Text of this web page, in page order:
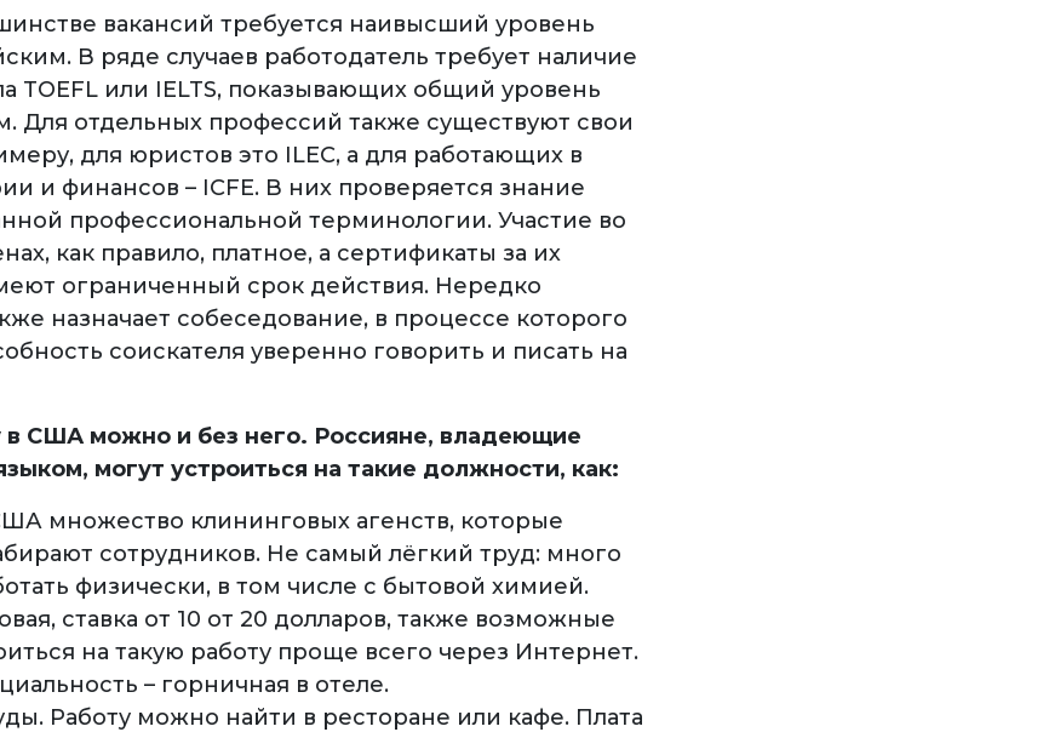
вакансий требуется наивысший уровень
В ряде случаев работодатель требует наличие
TOEFL или IELTS, показывающих общий уровень
Для отдельных профессий также существуют свои
для юристов это ILEC, а для работающих в
и финансов – ICFE. В них проверяется знание
профессиональной терминологии. Участие во
как правило, платное, а сертификаты за их
ограниченный срок действия. Нередко
назначает собеседование, в процессе которого
соискателя уверенно говорить и писать на
в США можно и без него. Россияне, владеющие
могут устроиться на такие должности, как:
множество клининговых агенств, которые
сотрудников. Не самый лёгкий труд: много
физически, в том числе с бытовой химией.
ставка от 10 от 20 долларов, также возможные
на такую работу проще всего через Интернет.
– горничная в отеле.
Работу можно найти в ресторане или кафе. Плата